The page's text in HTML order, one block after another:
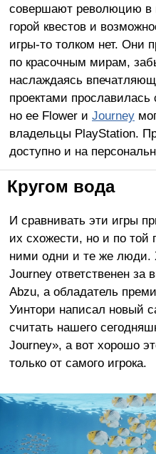
совершают революцию в
горой квестов и
игры-то толком нет. Они
по красочным мирам,
наслаждаясь
проектами прославилась
но ее Flower и Journey
владельцы PlayStation.
доступно и на
Кругом вода
И сравнивать эти игры
их схожести, но и по той
ними одни и те же люди.
Journey ответственен
Abzu, а обладатель
Уинтори написал новый
считать нашего
Journey», а вот хорошо
только от самого игрока.